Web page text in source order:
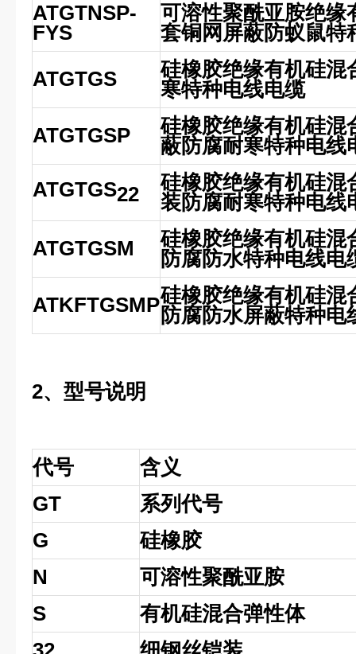
ATGTNSP-
FYS
可溶性聚酰亚胺绝缘
套铜网屏蔽防蚁鼠特
ATGTGS
硅橡胶绝缘有机硅混
寒特种电线电缆
ATGTGSP
硅橡胶绝缘有机硅混
蔽防腐耐寒特种电线
ATGTGS22
硅橡胶绝缘有机硅混
装防腐耐寒特种电线
ATGTGSM
硅橡胶绝缘有机硅混
防腐防水特种电线电
ATKFTGSMP硅橡胶绝缘有机硅混
防腐防水屏蔽特种电
2、型号说明
代号
含义
GT
系列代号
G
硅橡胶
N
可溶性聚酰亚胺
S
有机硅混合弹性体